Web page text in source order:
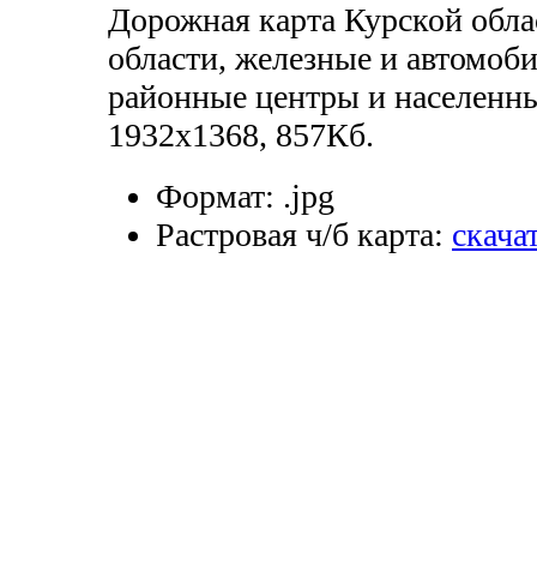
Дорожная карта Курской
области, железные и
районные центры и
1932х1368, 857Кб.
Формат: .jpg
Растровая ч/б карта: